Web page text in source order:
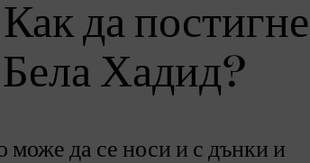
да
Бела Хадид?
може да се носи и с дънки и